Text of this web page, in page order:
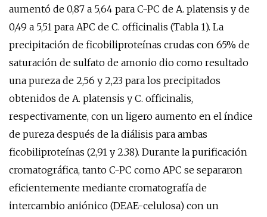
aumentó de 0,87 a 5,64 para C-PC de A. platensis y de
0,49 a 5,51 para APC de C. officinalis (Tabla 1). La
precipitación de ficobiliproteínas crudas con 65% de
saturación de sulfato de amonio dio como resultado
una pureza de 2,56 y 2,23 para los precipitados
obtenidos de A. platensis y C. officinalis,
respectivamente, con un ligero aumento en el índice
de pureza después de la diálisis para ambas
ficobiliproteínas (2,91 y 2.38). Durante la purificación
cromatográfica, tanto C-PC como APC se separaron
eficientemente mediante cromatografía de
intercambio aniónico (DEAE-celulosa) con un